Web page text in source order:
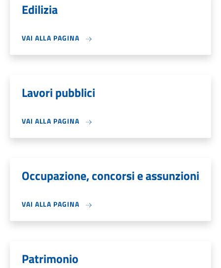
Edilizia
VAI ALLA PAGINA
Lavori pubblici
VAI ALLA PAGINA
Occupazione, concorsi e assunzioni
VAI ALLA PAGINA
Patrimonio